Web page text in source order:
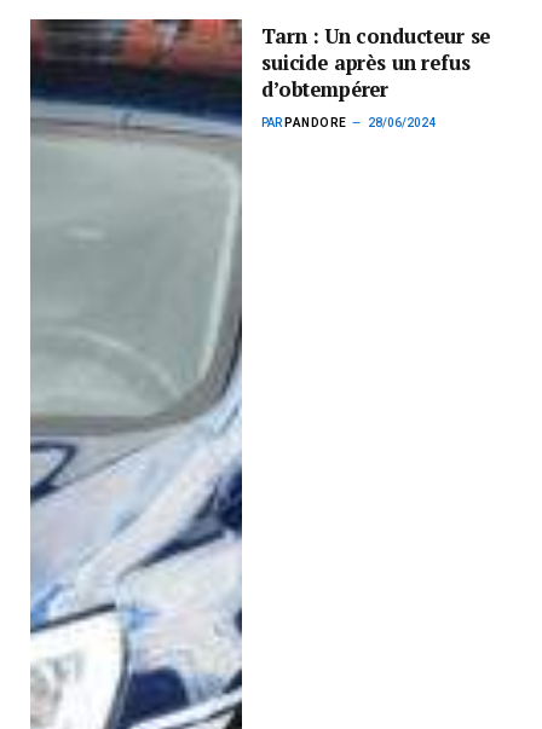
Tarn : Un conducteur se
suicide après un refus
d’obtempérer
PAR PANDORE 28/06/2024